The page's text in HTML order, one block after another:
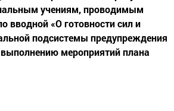
учениям, проводимым
вводной «О готовности сил и
подсистемы предупреждения
мероприятий плана